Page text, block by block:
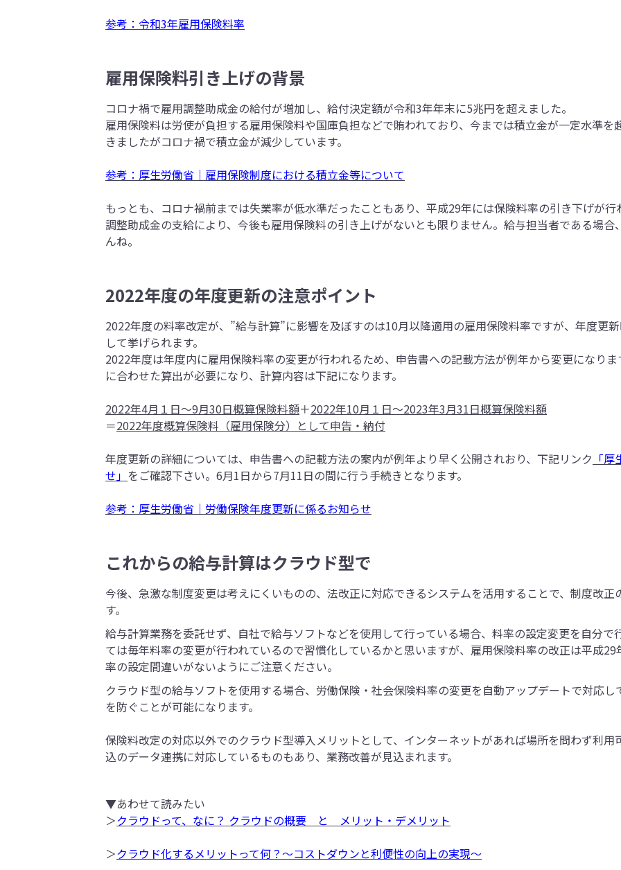
参考：令和3年雇用保険料率
雇用保険料引き上げの背景
コロナ禍で雇用調整助成金の給付が増加し、給付決定額が令和3年年末に5兆円を超えました。
雇用保険料は労使が負担する雇用保険料や国庫負担などで賄われており、今までは積立金が一定水準
きましたがコロナ禍で積立金が減少しています。
参考：厚生労働省｜雇用保険制度における積立金等について
もっとも、コロナ禍前までは失業率が低水準だったこともあり、平成29年には保険料率の引き下げが
調整助成金の支給により、今後も雇用保険料の引き上げがないとも限りません。給与担当者である場
んね。
2022年度の年度更新の注意ポイント
2022年度の料率改定が、”給与計算”に影響を及ぼすのは10月以降適用の雇用保険料率ですが、年度更
して挙げられます。
2022年度は年度内に雇用保険料率の変更が行われるため、申告書への記載方法が例年から変更になり
に合わせた算出が必要になり、計算内容は下記になります。
2022年4月１日～9月30日概算保険料額＋2022年10月１日～2023年3月31日概算保険料額
＝2022年度概算保険料（雇用保険分）として申告・納付
年度更新の詳細については、申告書への記載方法の案内が例年より早く公開されおり、下記リンク 「
せ」 をご確認下さい。6月1日から7月11日の間に行う手続きとなります。
参考：厚生労働省｜労働保険年度更新に係るお知らせ
これからの給与計算はクラウド型で
今後、急激な制度変更は考えにくいものの、法改正に対応できるシステムを活用することで、制度改
す。
給与計算業務を委託せず、自社で給与ソフトなどを使用して行っている場合、料率の設定変更を自分
ては毎年料率の変更が行われているので習慣化しているかと思いますが、雇用保険料率の改正は平成
率の設定間違いがないようにご注意ください。
クラウド型の給与ソフトを使用する場合、労働保険・社会保険料率の変更を自動アップデートで対応
を防ぐことが可能になります。
保険料改定の対応以外でのクラウド型導入メリットとして、インターネットがあれば場所を問わず利
込のデータ連携に対応しているものもあり、業務改善が見込まれます。
▼あわせて読みたい
＞クラウドって、なに？ クラウドの概要 と メリット・デメリット
＞クラウド化するメリットって何？～コストダウンと利便性の向上の実現～